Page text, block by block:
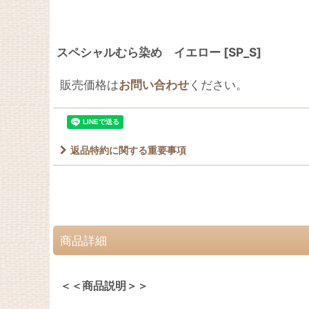
スペシャルむら染め イエロー [SP_S]
販売価格はお問い合わせください。
返品特約に関する重要事項
商品詳細
＜＜商品説明＞＞